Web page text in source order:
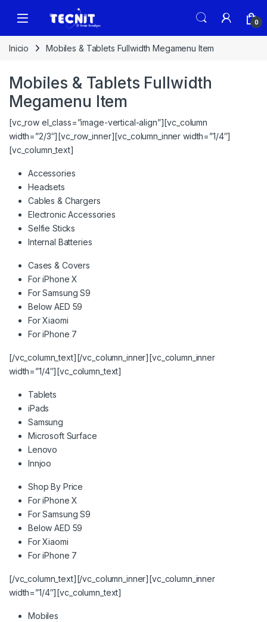
0
Inicio Mobiles & Tablets Fullwidth Megamenu Item
Mobiles & Tablets Fullwidth
Megamenu Item
[vc_row el_class=”image-vertical-align”][vc_column
width=”2/3″][vc_row_inner][vc_column_inner width=”1/4″]
[vc_column_text]
Accessories
Headsets
Cables & Chargers
Electronic Accessories
Selfie Sticks
Internal Batteries
Cases & Covers
For iPhone X
For Samsung S9
Below AED 59
For Xiaomi
For iPhone 7
[/vc_column_text][/vc_column_inner][vc_column_inner
width=”1/4″][vc_column_text]
Tablets
iPads
Samsung
Microsoft Surface
Lenovo
Innjoo
Shop By Price
For iPhone X
For Samsung S9
Below AED 59
For Xiaomi
For iPhone 7
[/vc_column_text][/vc_column_inner][vc_column_inner
width=”1/4″][vc_column_text]
Mobiles